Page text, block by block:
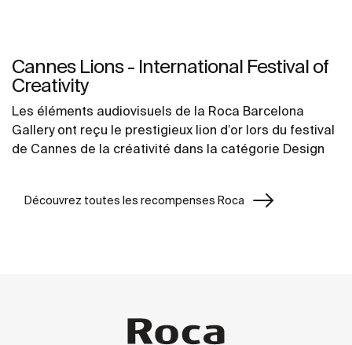
Cannes Lions - International Festival of
Creativity
Les éléments audiovisuels de la Roca Barcelona
Gallery ont reçu le prestigieux lion d’or lors du festival
de Cannes de la créativité dans la catégorie Design
Découvrez toutes les recompenses Roca